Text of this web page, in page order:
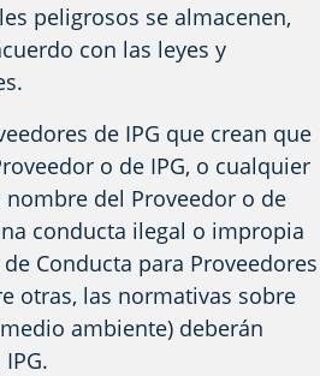
peligrosos se almacenen,
con las leyes y
de IPG que crean que
o de IPG, o cualquier
del Proveedor o de
conducta ilegal o impropia
Conducta para Proveedores
otras, las normativas sobre
ambiente) deberán